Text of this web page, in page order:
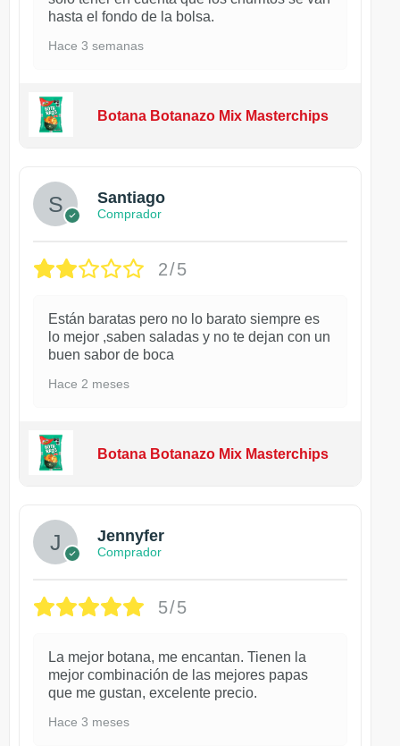
hasta el fondo de la bolsa.
Hace 3 semanas
Botana Botanazo Mix Masterchips
Santiago
Comprador
2/5
Están baratas pero no lo barato siempre es
lo mejor ,saben saladas y no te dejan con un
buen sabor de boca
Hace 2 meses
Botana Botanazo Mix Masterchips
Jennyfer
Comprador
5/5
La mejor botana, me encantan. Tienen la
mejor combinación de las mejores papas
que me gustan, excelente precio.
Hace 3 meses